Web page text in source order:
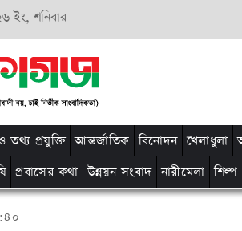
ইং, শনিবার
তথ্য প্রযুক্তি আন্তর্জাতিক বিনোদন খেলাধুলা
প্রবাসের কথা উন্নয়ন সংবাদ নারীমেলা শিল্প